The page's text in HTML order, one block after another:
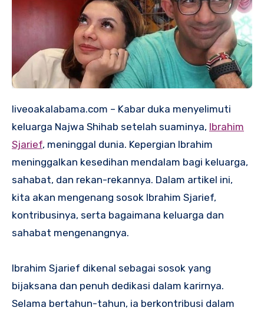
liveoakalabama.com – Kabar duka menyelimuti
keluarga Najwa Shihab setelah suaminya, Ibrahim
Sjarief, meninggal dunia. Kepergian Ibrahim
meninggalkan kesedihan mendalam bagi keluarga,
sahabat, dan rekan-rekannya. Dalam artikel ini,
kita akan mengenang sosok Ibrahim Sjarief,
kontribusinya, serta bagaimana keluarga dan
sahabat mengenangnya.
Ibrahim Sjarief dikenal sebagai sosok yang
bijaksana dan penuh dedikasi dalam karirnya.
Selama bertahun-tahun, ia berkontribusi dalam